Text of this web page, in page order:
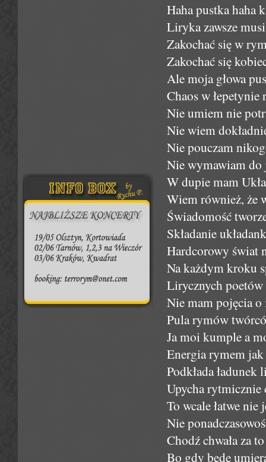
Haha pustka haha
Liryka zawsze
Zakochać się w
Zakochać się
Ale moja głowa
Chaos w łepetynie
Nie umiem nie
Nie wiem
Nie pouczam
Nie wymawiam do
W dupie mam
Wiem również, że
Świadomość
Składanie
Hardcorowy świat
Na każdym kroku
Lirycznych
Nie mam pojęcia
Pula rymów
Ja moi kumple a
Energia rymem
Podkłada
Upycha
To wcale łatwe nie
Nie
Chodź chwała za
Bo gdy będę